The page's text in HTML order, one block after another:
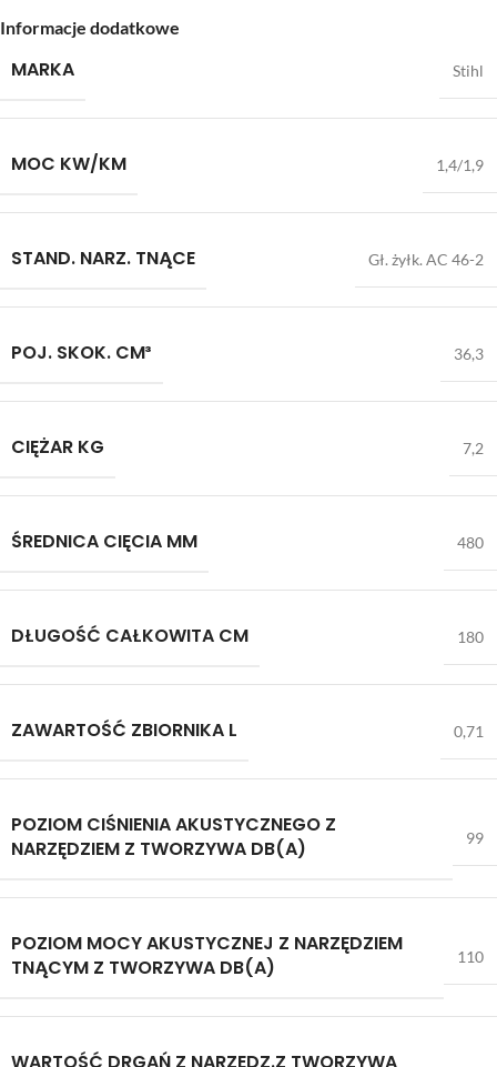
Informacje dodatkowe
MARKA Stihl
MOC KW/KM 1,4/1,9
STAND. NARZ. TNĄCE Gł. żyłk. AC 46-2
POJ. SKOK. CM³ 36,3
CIĘŻAR KG 7,2
ŚREDNICA CIĘCIA MM 480
DŁUGOŚĆ CAŁKOWITA CM 180
ZAWARTOŚĆ ZBIORNIKA L 0,71
POZIOM CIŚNIENIA AKUSTYCZNEGO Z
NARZĘDZIEM Z TWORZYWA DB(A)
99
POZIOM MOCY AKUSTYCZNEJ Z NARZĘDZIEM
TNĄCYM Z TWORZYWA DB(A)
110